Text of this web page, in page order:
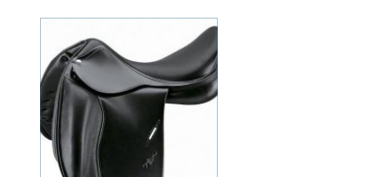
rörsystemet. Många vill
förstå när rören faktiskt
beh...